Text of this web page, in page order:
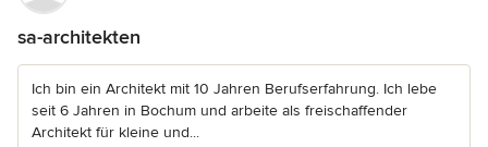
sa-architekten
Ich bin ein Architekt mit 10 Jahren Berufserfahrung. Ich lebe
seit 6 Jahren in Bochum und arbeite als freischaffender
Architekt für kleine und...